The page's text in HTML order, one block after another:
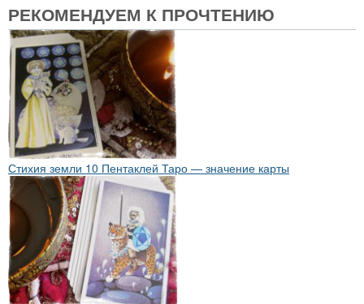
РЕКОМЕНДУЕМ К ПРОЧТЕНИЮ
Стихия земли 10 Пентаклей Таро — значение карты